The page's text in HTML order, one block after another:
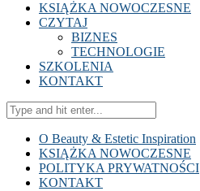
KSIĄŻKA NOWOCZESNE
CZYTAJ
BIZNES
TECHNOLOGIE
SZKOLENIA
KONTAKT
O Beauty & Estetic Inspiration
KSIĄŻKA NOWOCZESNE
POLITYKA PRYWATNOŚCI
KONTAKT